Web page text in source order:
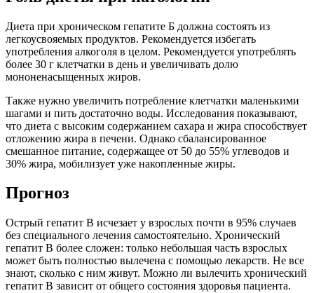
Диета при хроническом гепатите Б должна состоять из
легкоусвояемых продуктов. Рекомендуется избегать
употребления алкоголя в целом. Рекомендуется употреблять
более 30 г клетчатки в день и увеличивать долю
мононенасыщенных жиров.
Также нужно увеличить потребление клетчатки маленькими
шагами и пить достаточно воды. Исследования показывают,
что диета с высоким содержанием сахара и жира способствует
отложению жира в печени. Однако сбалансированное
смешанное питание, содержащее от 50 до 55% углеводов и
30% жира, мобилизует уже накопленные жиры.
Прогноз
Острый гепатит В исчезает у взрослых почти в 95% случаев
без специального лечения самостоятельно. Хронический
гепатит В более сложен: только небольшая часть взрослых
может быть полностью вылечена с помощью лекарств. Не все
знают, сколько с ним живут. Можно ли вылечить хронический
гепатит В зависит от общего состояния здоровья пациента.